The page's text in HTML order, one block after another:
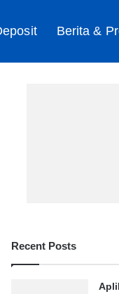
Berita &
Recent Posts